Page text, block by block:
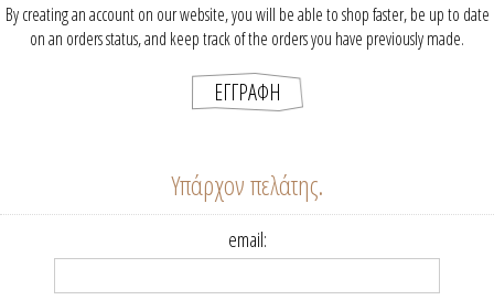
By creating an account on our website, you will be able to shop faster, be up to date
on an orders status, and keep track of the orders you have previously made.
Υπάρχον πελάτης.
email: